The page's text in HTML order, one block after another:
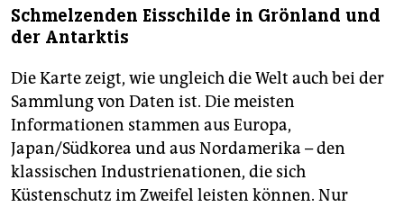
Schmelzenden Eisschilde in Grönland und
der Antarktis
Die Karte zeigt, wie ungleich die Welt auch bei der
Sammlung von Daten ist. Die meisten
Informationen stammen aus Europa,
Japan/Südkorea und aus Nordamerika – den
klassischen Industrienationen, die sich
Küstenschutz im Zweifel leisten können. Nur